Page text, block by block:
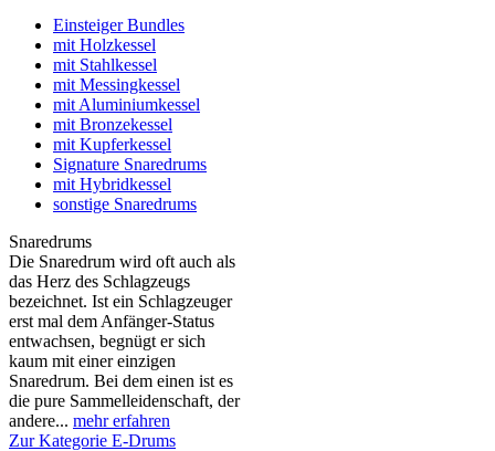
Einsteiger Bundles
mit Holzkessel
mit Stahlkessel
mit Messingkessel
mit Aluminiumkessel
mit Bronzekessel
mit Kupferkessel
Signature Snaredrums
mit Hybridkessel
sonstige Snaredrums
Snaredrums
Die Snaredrum wird oft auch als
das Herz des Schlagzeugs
bezeichnet. Ist ein Schlagzeuger
erst mal dem Anfänger-Status
entwachsen, begnügt er sich
kaum mit einer einzigen
Snaredrum. Bei dem einen ist es
die pure Sammelleidenschaft, der
andere... mehr erfahren
Zur Kategorie E-Drums